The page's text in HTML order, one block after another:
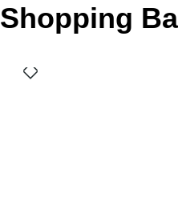
Durchschnittliche Bewertung von
Shopping
Bildergalerie überspringen